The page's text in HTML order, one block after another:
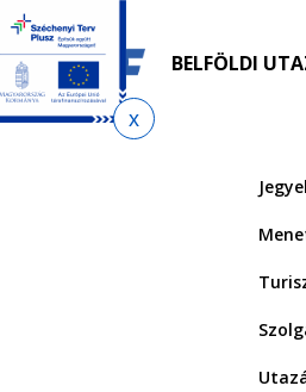
Ugrás
menetrendkeresőhöz
Ugrás
az
almenühöz
Ugrás
tartalomra
Ugrás
az
oldaltérképre
BELFÖLDI